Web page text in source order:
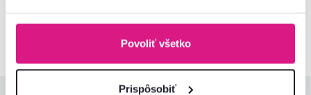
Povoliť všetko
Prispôsobiť
02/ 40 100 100 Spustiť chat